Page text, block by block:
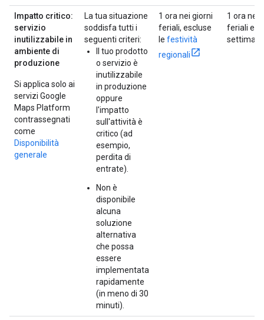
Impatto critico:
servizio
inutilizzabile in
ambiente di
produzione
Si applica solo ai
servizi Google
Maps Platform
contrassegnati
come
Disponibilità
generale
La tua situazione
soddisfa tutti i
seguenti criteri:
Il tuo prodotto
o servizio è
inutilizzabile
in produzione
oppure
l'impatto
sull'attività è
critico (ad
esempio,
perdita di
entrate).
Non è
disponibile
alcuna
soluzione
alternativa
che possa
essere
implementata
rapidamente
(in meno di 30
minuti).
1 ora nei giorni
feriali, escluse
le festività
regionali
1 ora nei
feriali e